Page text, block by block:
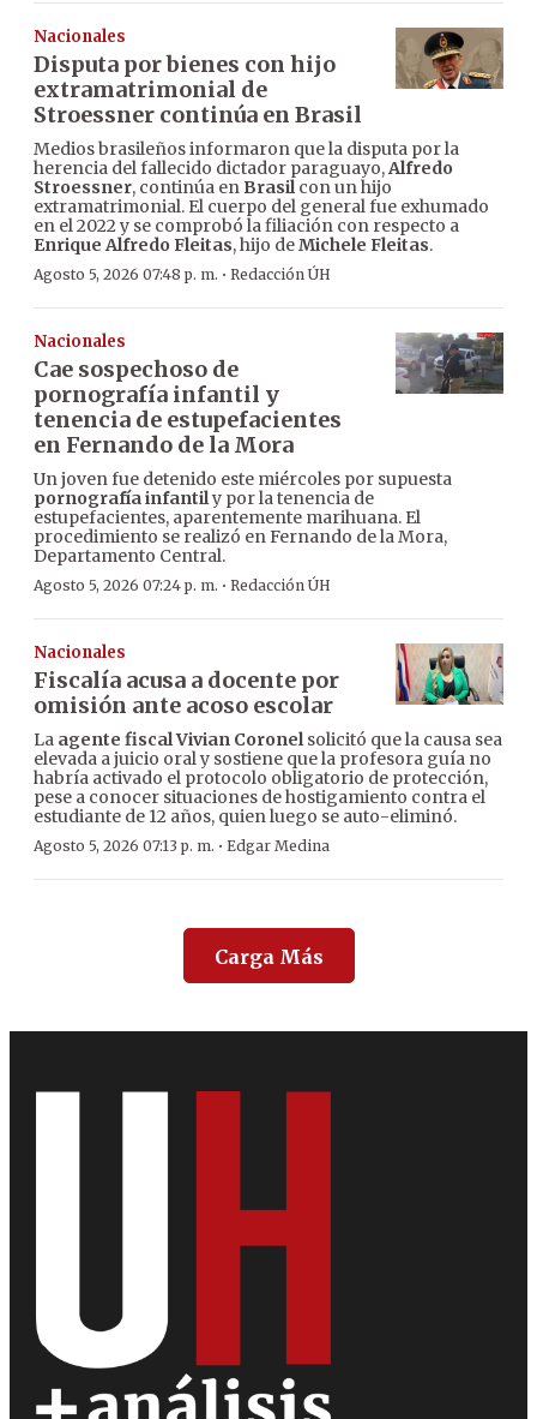
Nacionales
Disputa por bienes con hijo
extramatrimonial de
Stroessner continúa en Brasil
Medios brasileños informaron que la disputa por la
herencia del fallecido dictador paraguayo,Alfredo
Stroessner, continúa en Brasilcon un hijo
extramatrimonial. El cuerpo del general fue exhumado
en el 2022 y se comprobó la filiación con respecto a
Enrique Alfredo Fleitas, hijo deMichele Fleitas.
Agosto 5, 2026 07:48 p. m. · Redacción ÚH
Nacionales
Cae sospechoso de
pornografía infantil y
tenencia de estupefacientes
en Fernando de la Mora
Un joven fue detenido este miércoles por supuesta
pornografía infantily por la tenencia de
estupefacientes, aparentemente marihuana. El
procedimiento se realizó en Fernando de la Mora,
Departamento Central.
Agosto 5, 2026 07:24 p. m. · Redacción ÚH
Nacionales
Fiscalía acusa a docente por
omisión ante acoso escolar
La agente fiscal Vivian Coronelsolicitó que la causa sea
elevada a juicio oral y sostiene que la profesora guía no
habría activado el protocolo obligatorio de protección,
pese a conocer situaciones de hostigamiento contra el
estudiante de 12 años, quien luego se auto-eliminó.
Agosto 5, 2026 07:13 p. m. · Edgar Medina
Carga Más